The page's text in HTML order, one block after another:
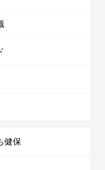
健保